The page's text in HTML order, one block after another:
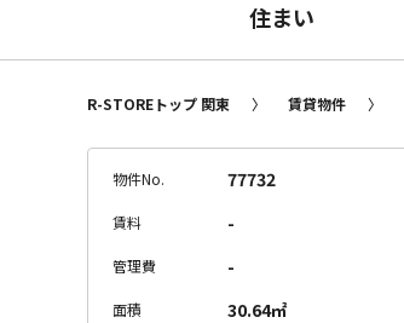
住まい
R-STOREトップ 関東 賃貸物件
物件No. 77732
賃料 -
管理費 -
面積 30.64㎡